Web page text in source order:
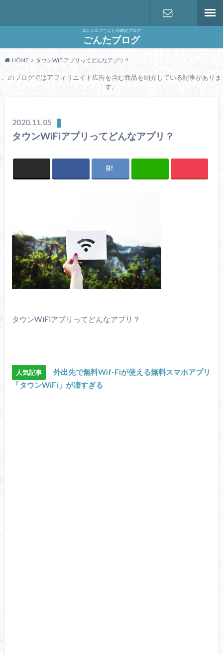
エンジニアごんたの雑記ブログ
ごんたブログ
HOME タウンWiFiアプリってどんなアプリ？
このブログではアフィリエイト広告を含む商品を紹介している記事がありま
す。
2020.11.05
タウンWiFiアプリってどんなアプリ？
タウンWiFiアプリってどんなアプリ？
人気記事
外出先で無料Wif-Fiが使える無料スマホアプリ
「タウンWiFi」が凄すぎる